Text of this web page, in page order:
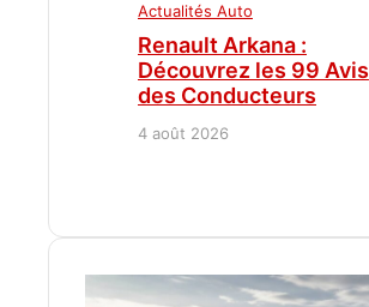
Actualités Auto
Renault Arkana :
Découvrez les 99 Avis
des Conducteurs
4 août 2026